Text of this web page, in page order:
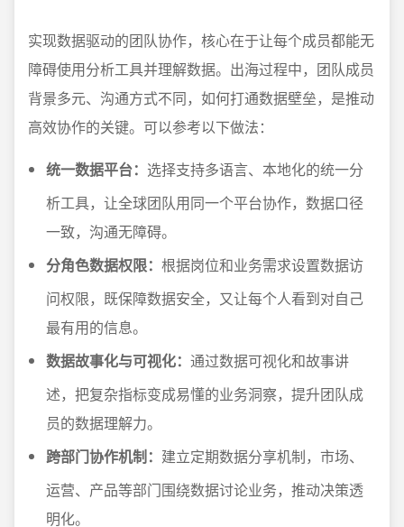
实现数据驱动的团队协作，核心在于让每个成员都能无
障碍使用分析工具并理解数据。出海过程中，团队成员
背景多元、沟通方式不同，如何打通数据壁垒，是推动
高效协作的关键。可以参考以下做法：
统一数据平台： 选择支持多语言、本地化的统一分
析工具，让全球团队用同一个平台协作，数据口径
一致，沟通无障碍。
分角色数据权限： 根据岗位和业务需求设置数据访
问权限，既保障数据安全，又让每个人看到对自己
最有用的信息。
数据故事化与可视化： 通过数据可视化和故事讲
述，把复杂指标变成易懂的业务洞察，提升团队成
员的数据理解力。
跨部门协作机制： 建立定期数据分享机制，市场、
运营、产品等部门围绕数据讨论业务，推动决策透
明化。